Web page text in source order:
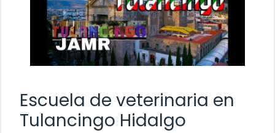
Escuela de veterinaria en
Tulancingo Hidalgo